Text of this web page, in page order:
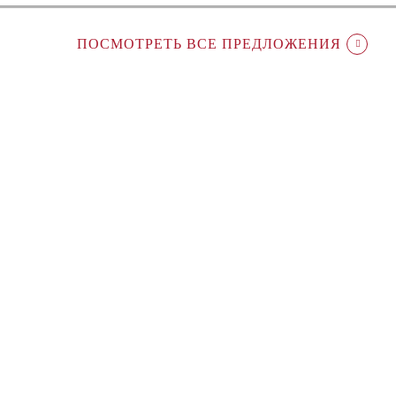
ПОСМОТРЕТЬ ВСЕ ПРЕДЛОЖЕНИЯ